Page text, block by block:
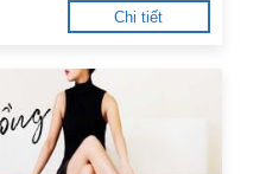
Chi tiết